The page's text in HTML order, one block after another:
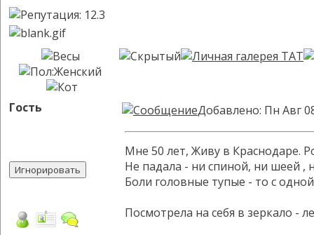
Гость Добавлено: Пн Авг
Мне 50 лет, Живу в Краснодаре.
Не падала - ни спиной, ни шеей ,
Боли головные тупые - то с
Посмотрела на себя в зеркало -